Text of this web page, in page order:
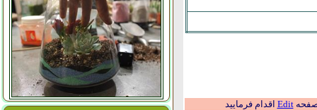
صفحهEdit اقدام فرمایید